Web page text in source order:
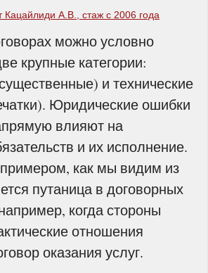
Кацайлиди А.В., стаж с 2006 года
можно условно
крупные категории:
и технические
Юридические ошибки
влияют на
и их исполнение.
как мы видим из
путаница в договорных
когда стороны
отношения
оказания услуг.